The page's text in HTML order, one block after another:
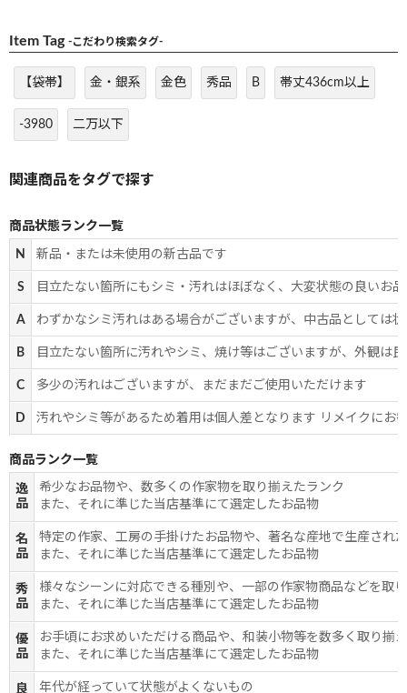
Item Tag -こだわり検索タグ-
【袋帯】 金・銀系 金色 秀品 B 帯丈436cm以上
-3980 二万以下
商品状態ランク一覧
N 新品・または未使用の新古品です
S 目立たない箇所にもシミ・汚れはほぼなく、大変状態の良いお
A わずかなシミ汚れはある場合がございますが、中古品としては
B 目立たない箇所に汚れやシミ、焼け等はございますが、外観は
C 多少の汚れはございますが、まだまだご使用いただけます
D 汚れやシミ等があるため着用は個人差となります リメイクにお
商品ランク一覧
逸
品
希少なお品物や、数多くの作家物を取り揃えたランク
また、それに準じた当店基準にて選定したお品物
名
品
特定の作家、工房の手掛けたお品物や、著名な産地で生産され
また、それに準じた当店基準にて選定したお品物
秀
品
様々なシーンに対応できる種別や、一部の作家物商品などを取
また、それに準じた当店基準にて選定したお品物
優
品
お手頃にお求めいただける商品や、和装小物等を数多く取り揃
また、それに準じた当店基準にて選定したお品物
良
年代が経っていて状態がよくないもの